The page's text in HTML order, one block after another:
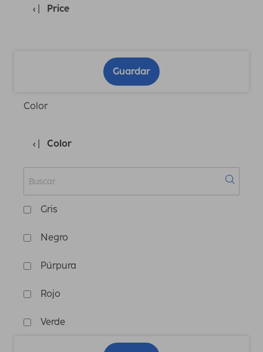
Price
Guardar
Color
Color
Gris
Negro
Púrpura
Rojo
Verde